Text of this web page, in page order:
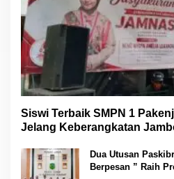
Siswi Terbaik SMPN 1
Jelang Keberangkatan
Dua Utusan
Berpesan ” Raih